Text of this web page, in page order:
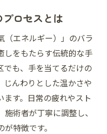
ロセスとは
（エネルギー）」のバラ
しをもたらす伝統的な手
でも、手を当てるだけの
んわりとした温かさや
す。日常の疲れやスト
術者が丁寧に調整し、
特徴です。